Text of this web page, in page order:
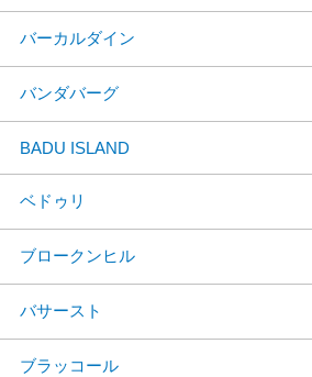
バーカルダイン
バンダバーグ
BADU ISLAND
ベドゥリ
ブロークンヒル
バサースト
ブラッコール